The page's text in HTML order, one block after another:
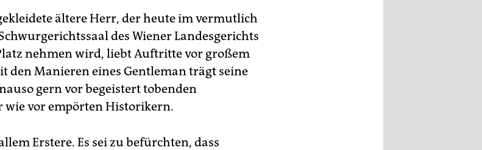
ältere Herr, der heute im vermutlich
des Wiener Landesgerichts
nehmen wird, liebt Auftritte vor großem
den Manieren eines Gentleman trägt seine
gern vor begeistert tobenden
wie vor empörten Historikern.
Erstere. Es sei zu befürchten, dass